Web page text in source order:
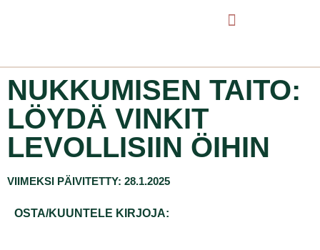
NUKKUMISEN TAITO:
LÖYDÄ VINKIT
LEVOLLISIIN ÖIHIN
VIIMEKSI PÄIVITETTY: 28.1.2025
OSTA/KUUNTELE KIRJOJA: